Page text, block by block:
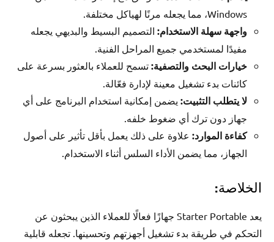
Windows، مما يجعله مرنًا لهياكل مختلفة.
واجهة سهلة الاستخدام: التصميم البسيط والبديهي يجعله
مفيدًا لمستخدمي جميع المراحل الفنية.
خيارات البحث والتصفية: تسمح للعملاء بالعثور بسرعة على
كائنات بدء تشغيل معينة لإدارة فعّالة.
لا يتطلب التثبيت: يضمن إمكانية استخدام البرنامج على أي
جهاز دون ترك أي ضغوط خلفه.
كفاءة الموارد: علاوة على ذلك يعمل بأقل تأثير على أصول
الجهاز، مما يضمن الأداء السلس أثناء الاستخدام.
الخلاصة:
يعد Starter Portable جهازًا فعالًا للعملاء الذين يبحثون عن
التحكم في طريقة بدء تشغيل أجهزتهم وتحسينها. تجعله قابلية